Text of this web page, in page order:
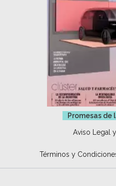
Promesas de
Aviso Legal
Términos y